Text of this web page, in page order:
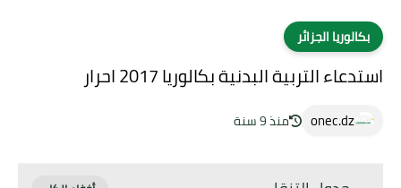
بكالوريا الجزائر
استدعاء التربية البدنية بكالوريا 2017 احرار
onec.dz منذ 9 سنة